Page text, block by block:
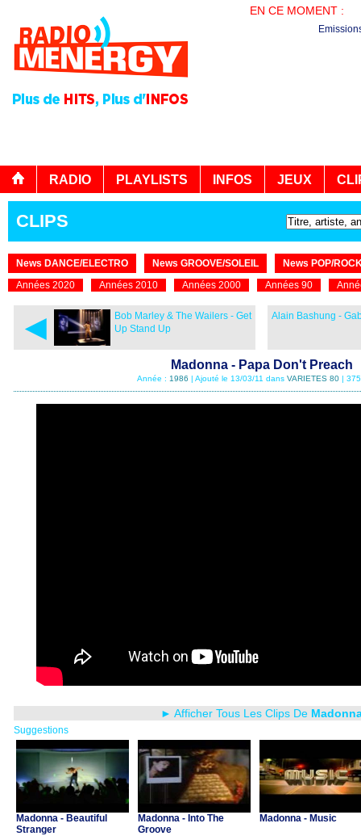
EN CE MOMENT :
RADIO PLAYLISTS INFOS JEUX
CLIPS
News DANCE/ELECTRO News GROOVE/SOLEIL
News POP/
Années 2020
Années 2010 Années 2000 Années 90
◄
Bob Marley & The Wailers - Get
Up Stand Up
Alain Bashung -
Madonna - Papa Don't Preach
Année : 1986 | Ajouté le 13/03/11 dans VARIETES 80 |
► Afficher Tous Les Clips De
Suggestions
Madonna - Beautiful
Stranger
Madonna - Into The
Groove
Madonna - Music